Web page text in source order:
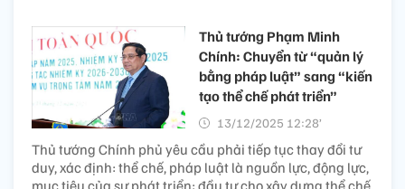
Thủ tướng Phạm Minh
Chính: Chuyển từ “quản lý
bằng pháp luật” sang “kiến
tạo thể chế phát triển”
13/12/2025 12:28’
Thủ tướng Chính phủ yêu cầu phải tiếp tục thay đổi tư
duy, xác định: thể chế, pháp luật là nguồn lực, động lực,
mục tiêu của sự phát triển; đầu tư cho xây dựng thể chế,